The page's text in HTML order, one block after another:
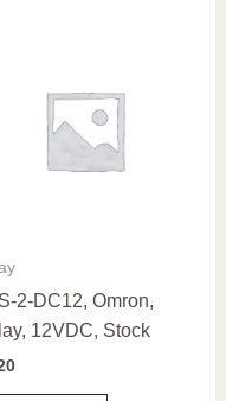
2-DC12, Omron,
12VDC, Stock